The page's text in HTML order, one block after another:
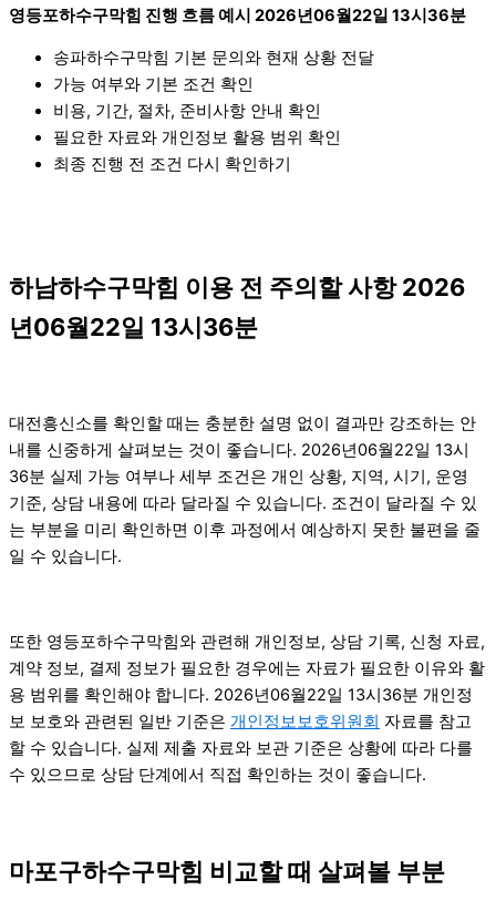
영등포하수구막힘 진행 흐름 예시 2026년06월22일 13시36분
송파하수구막힘 기본 문의와 현재 상황 전달
가능 여부와 기본 조건 확인
비용, 기간, 절차, 준비사항 안내 확인
필요한 자료와 개인정보 활용 범위 확인
최종 진행 전 조건 다시 확인하기
하남하수구막힘 이용 전 주의할 사항 2026
년06월22일 13시36분
대전흥신소를 확인할 때는 충분한 설명 없이 결과만 강조하는 안
내를 신중하게 살펴보는 것이 좋습니다. 2026년06월22일 13시
36분 실제 가능 여부나 세부 조건은 개인 상황, 지역, 시기, 운영
기준, 상담 내용에 따라 달라질 수 있습니다. 조건이 달라질 수 있
는 부분을 미리 확인하면 이후 과정에서 예상하지 못한 불편을 줄
일 수 있습니다.
또한 영등포하수구막힘와 관련해 개인정보, 상담 기록, 신청 자료,
계약 정보, 결제 정보가 필요한 경우에는 자료가 필요한 이유와 활
용 범위를 확인해야 합니다. 2026년06월22일 13시36분 개인정
보 보호와 관련된 일반 기준은 개인정보보호위원회 자료를 참고
할 수 있습니다. 실제 제출 자료와 보관 기준은 상황에 따라 다를
수 있으므로 상담 단계에서 직접 확인하는 것이 좋습니다.
마포구하수구막힘 비교할 때 살펴볼 부분